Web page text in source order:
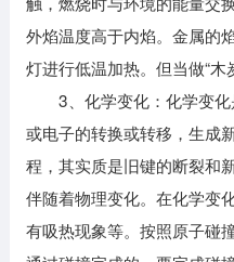
外焰温度高于内焰。金属的
灯进行低温加热。但当做“木
3、化学变化：化学变化
或电子的转换或转移，生成
程，其实质是旧键的断裂和
伴随着物理变化。在化学变
有吸热现象等。按照原子碰